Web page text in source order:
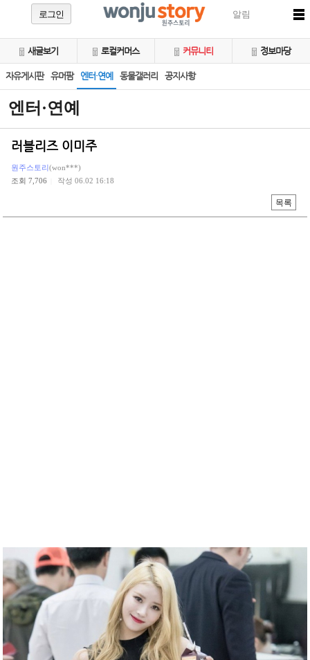
로그인 알림
새글보기 로컬커머스 커뮤니티 정보마당
자유게시판 유머팜 엔터·연예 동물갤러리 공지사항
엔터·연예
러블리즈 이미주
원주스토리(won***)
조회 7,706
작성 06.02 16:18
목록